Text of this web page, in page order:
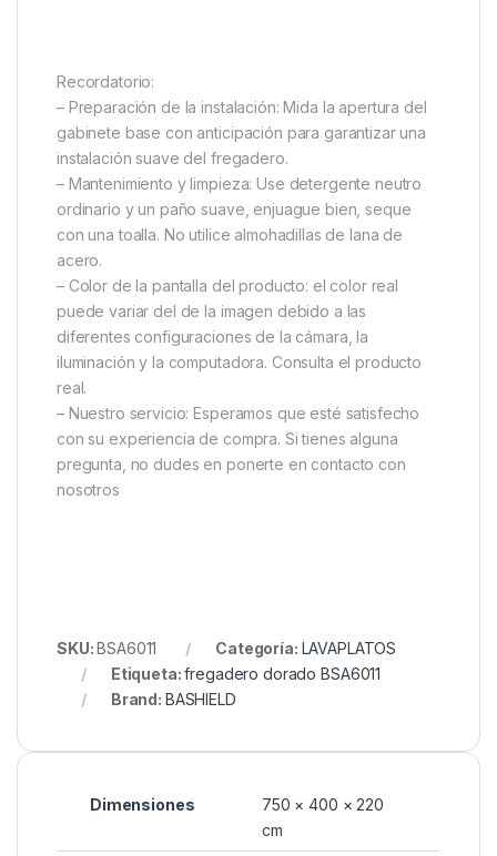
Recordatorio:
– Preparación de la instalación: Mida la apertura del
gabinete base con anticipación para garantizar una
instalación suave del fregadero.
– Mantenimiento y limpieza: Use detergente neutro
ordinario y un paño suave, enjuague bien, seque
con una toalla. No utilice almohadillas de lana de
acero.
– Color de la pantalla del producto: el color real
puede variar del de la imagen debido a las
diferentes configuraciones de la cámara, la
iluminación y la computadora. Consulta el producto
real.
– Nuestro servicio: Esperamos que esté satisfecho
con su experiencia de compra. Si tienes alguna
pregunta, no dudes en ponerte en contacto con
nosotros
SKU:BSA6011 Categoría: LAVAPLATOS
Etiqueta:fregadero dorado BSA6011
Brand: BASHIELD
Dimensiones
750 × 400 × 220
cm